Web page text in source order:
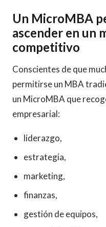
Un MicroMBA
ascender en un
competitivo
Conscientes de que
permitirse un MBA
un MicroMBA que
empresarial:
liderazgo,
estrategia,
marketing,
finanzas,
gestión de equipos,